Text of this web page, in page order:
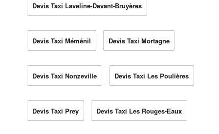
Devis Taxi Laveline-Devant-Bruyères
Devis Taxi Méménil Devis Taxi Mortagne
Devis Taxi Nonzeville Devis Taxi Les Poulières
Devis Taxi Prey Devis Taxi Les Rouges-Eaux